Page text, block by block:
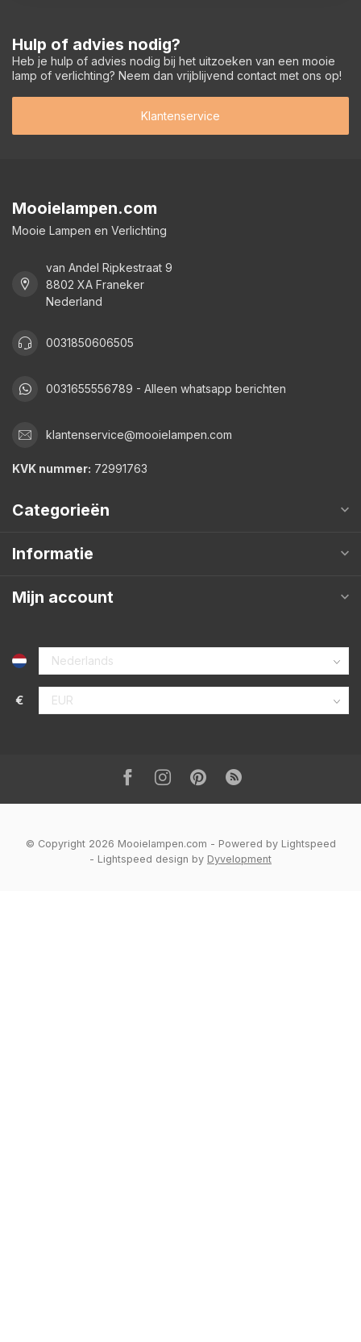
Hulp of advies nodig?
Heb je hulp of advies nodig bij het uitzoeken van een mooie
lamp of verlichting? Neem dan vrijblijvend contact met ons op!
Klantenservice
Mooielampen.com
Mooie Lampen en Verlichting
van Andel Ripkestraat 9
8802 XA Franeker
Nederland
0031850606505
0031655556789 - Alleen whatsapp berichten
klantenservice@mooielampen.com
KVK nummer: 72991763
Categorieën
Informatie
Mijn account
€
© Copyright 2026 Mooielampen.com - Powered by Lightspeed
- Lightspeed design by Dyvelopment